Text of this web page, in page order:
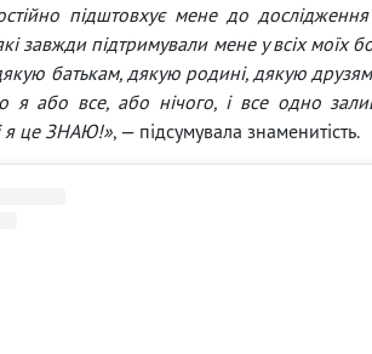
підштовхує мене до
завжди підтримували мене у всіх
батькам, дякую родині, дякую
я або все, або нічого, і все одно
я це ЗНАЮ!», — підсумувала знаменитість.